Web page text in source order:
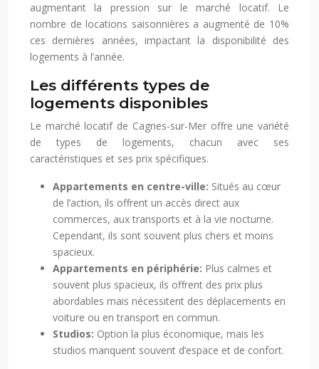
augmentant la pression sur le marché locatif. Le
nombre de locations saisonnières a augmenté de 10%
ces dernières années, impactant la disponibilité des
logements à l’année.
Les différents types de
logements disponibles
Le marché locatif de Cagnes-sur-Mer offre une variété
de types de logements, chacun avec ses
caractéristiques et ses prix spécifiques.
Appartements en centre-ville: Situés au cœur
de l’action, ils offrent un accès direct aux
commerces, aux transports et à la vie nocturne.
Cependant, ils sont souvent plus chers et moins
spacieux.
Appartements en périphérie: Plus calmes et
souvent plus spacieux, ils offrent des prix plus
abordables mais nécessitent des déplacements en
voiture ou en transport en commun.
Studios: Option la plus économique, mais les
studios manquent souvent d’espace et de confort.